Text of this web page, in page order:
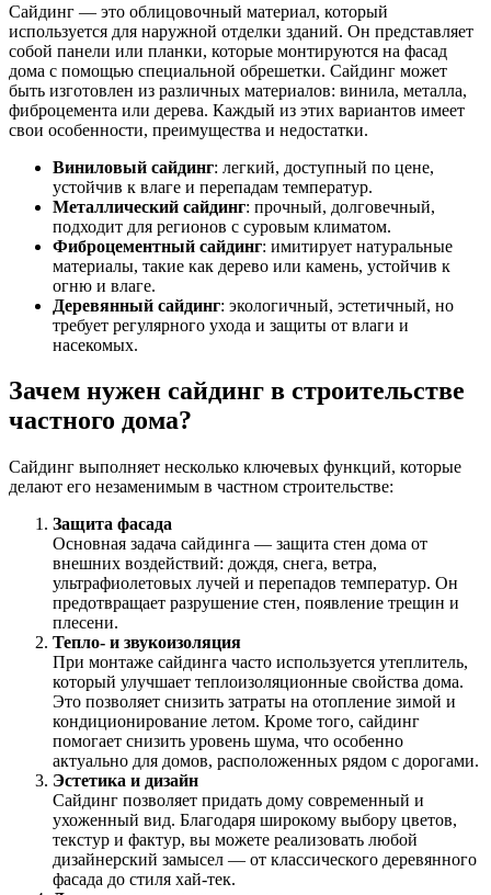
Сайдинг — это облицовочный материал, который
используется для наружной отделки зданий. Он представляет
собой панели или планки, которые монтируются на фасад
дома с помощью специальной обрешетки. Сайдинг может
быть изготовлен из различных материалов: винила, металла,
фиброцемента или дерева. Каждый из этих вариантов имеет
свои особенности, преимущества и недостатки.
Виниловый сайдинг: легкий, доступный по цене,
устойчив к влаге и перепадам температур.
Металлический сайдинг: прочный, долговечный,
подходит для регионов с суровым климатом.
Фиброцементный сайдинг: имитирует натуральные
материалы, такие как дерево или камень, устойчив к
огню и влаге.
Деревянный сайдинг: экологичный, эстетичный, но
требует регулярного ухода и защиты от влаги и
насекомых.
Зачем нужен сайдинг в строительстве
частного дома?
Сайдинг выполняет несколько ключевых функций, которые
делают его незаменимым в частном строительстве:
Защита фасада
Основная задача сайдинга — защита стен дома от
внешних воздействий: дождя, снега, ветра,
ультрафиолетовых лучей и перепадов температур. Он
предотвращает разрушение стен, появление трещин и
плесени.
Тепло- и звукоизоляция
При монтаже сайдинга часто используется утеплитель,
который улучшает теплоизоляционные свойства дома.
Это позволяет снизить затраты на отопление зимой и
кондиционирование летом. Кроме того, сайдинг
помогает снизить уровень шума, что особенно
актуально для домов, расположенных рядом с дорогами.
Эстетика и дизайн
Сайдинг позволяет придать дому современный и
ухоженный вид. Благодаря широкому выбору цветов,
текстур и фактур, вы можете реализовать любой
дизайнерский замысел — от классического деревянного
фасада до стиля хай-тек.